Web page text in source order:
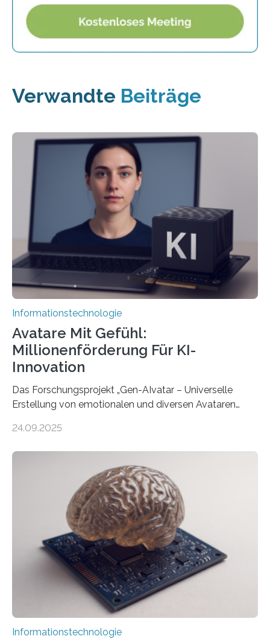
Verwandte Beiträge
Informationstechnologie
Avatare Mit Gefühl:
Millionenförderung Für KI-
Innovation
Das Forschungsprojekt „Gen-AIvatar – Universelle
Erstellung von emotionalen und diversen Avataren
Förderung in Höhe von rund 2 Millionen Euro. Dabei
der Universität Bonn und der TH Köln gemeinsam mit
der MindPort GmbH eine neuartige, KI-gestützte
Lösung zur Erzeugung von Emotionen für realistische
Avatare. Gen-AIvatar entwickelt innovative und
kosteneffiziente Methoden, um lebensechte Avatare zu
erstellen. „Besonders wichtig ist uns eine ganzheitliche
Animation, bei der Stimme, Körperbewegung, Gestik
und Mimik im Einklang sind…
24.09.2025
Informationstechnologie